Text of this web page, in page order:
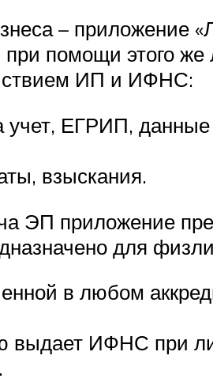
– приложение
помощи этого
ИП и ИФНС:
учет, ЕГРИП,
взыскания.
ЭП приложение
для
в любом
выдает ИФНС при